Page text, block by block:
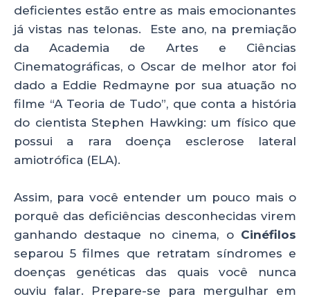
deficientes estão entre as mais emocionantes
já vistas nas telonas. Este ano, na premiação
da Academia de Artes e Ciências
Cinematográficas, o Oscar de melhor ator foi
dado a Eddie Redmayne por sua atuação no
filme “A Teoria de Tudo”, que conta a história
do cientista Stephen Hawking: um físico que
possui a rara doença esclerose lateral
amiotrófica (ELA).
Assim, para você entender um pouco mais o
porquê das deficiências desconhecidas virem
ganhando destaque no cinema, o Cinéfilos
separou 5 filmes que retratam síndromes e
doenças genéticas das quais você nunca
ouviu falar. Prepare-se para mergulhar em